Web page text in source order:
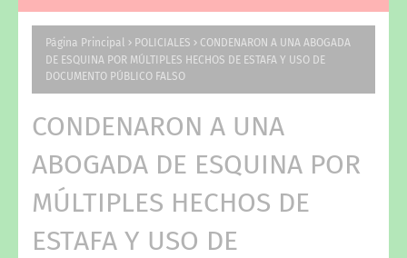
Página Principal POLICIALES
CONDENARON A UNA ABOGADA
DE ESQUINA POR MÚLTIPLES HECHOS DE ESTAFA Y USO DE
DOCUMENTO PÚBLICO FALSO
CONDENARON A UNA
ABOGADA DE ESQUINA POR
MÚLTIPLES HECHOS DE
ESTAFA Y USO DE